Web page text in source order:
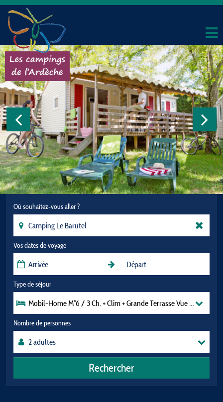
Où souhaitez-vous aller ?
Vos dates de voyage
Type de séjour
Mobil-Home M°6 / 3 Ch. + Clim + Grande Terrasse Vue Rivière
Nombre de personnes
Rechercher